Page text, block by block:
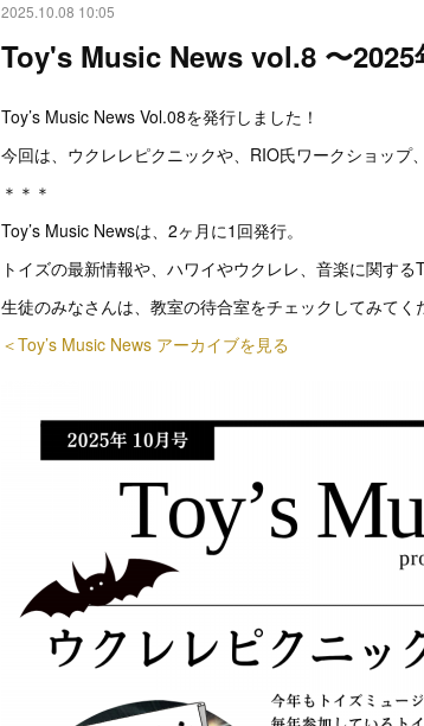
2025.10.08 10:05
Toy's Music News vol.8 〜2025
Toy’s Music News Vol.08を発行しました！
今回は、ウクレレピクニックや、RIO氏ワークショップ
＊＊＊
Toy’s Music Newsは、2ヶ月に1回発行。
トイズの最新情報や、ハワイやウクレレ、音楽に関する
生徒のみなさんは、教室の待合室をチェックしてみてく
＜Toy’s Music News アーカイブを見る